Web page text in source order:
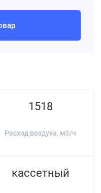
1518
Расход воздуха, м3/ч
кассетный